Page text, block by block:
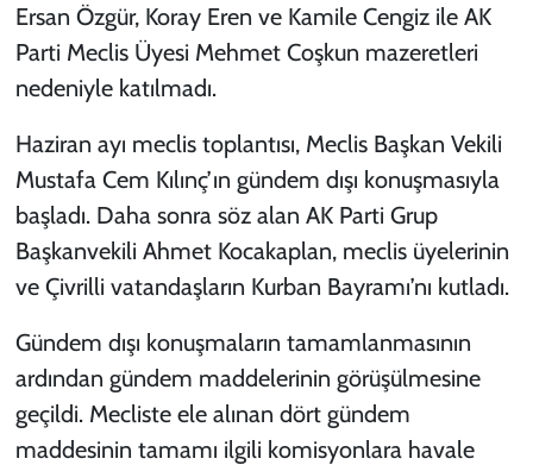
Ersan Özgür, Koray Eren ve Kamile Cengiz ile AK
Parti Meclis Üyesi Mehmet Coşkun mazeretleri
nedeniyle katılmadı.
Haziran ayı meclis toplantısı, Meclis Başkan Vekili
Mustafa Cem Kılınç’ın gündem dışı konuşmasıyla
başladı. Daha sonra söz alan AK Parti Grup
Başkanvekili Ahmet Kocakaplan, meclis üyelerinin
ve Çivrilli vatandaşların Kurban Bayramı’nı kutladı.
Gündem dışı konuşmaların tamamlanmasının
ardından gündem maddelerinin görüşülmesine
geçildi. Mecliste ele alınan dört gündem
maddesinin tamamı ilgili komisyonlara havale